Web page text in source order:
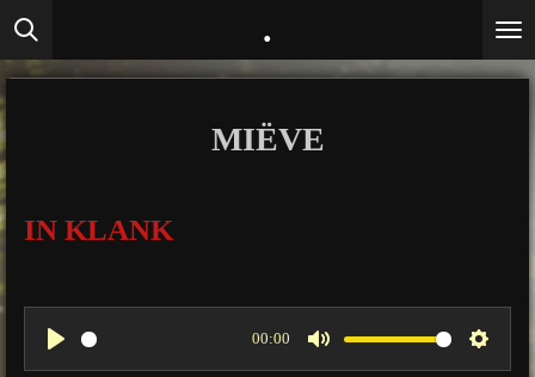
Ga
direct
naar
.
MIËVE
IN KLANK
P
00:00
M
S